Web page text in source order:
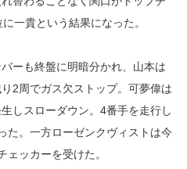
一貴という結果になった。
ーも終盤に明暗分かれ、山本は
2周でガス欠ストップ。可夢偉は
しスローダウン。4番手を走行し
た。一方ローゼンクヴィストは今
ェッカーを受けた。